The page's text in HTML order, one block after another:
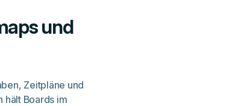
und
Zeitpläne und
hält Boards im